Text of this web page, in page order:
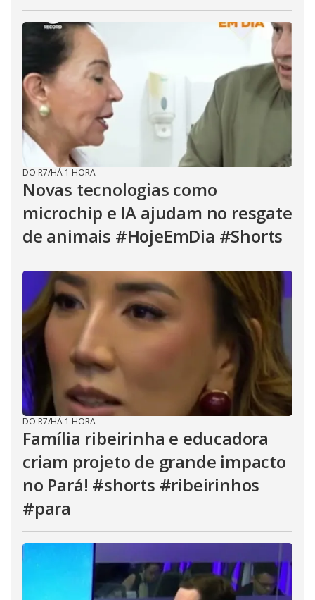
DO R7/HÁ 1 HORA
Novas tecnologias como
microchip e IA ajudam no resgate
de animais #HojeEmDia #Shorts
DO R7/HÁ 1 HORA
Família ribeirinha e educadora
criam projeto de grande impacto
no Pará! #shorts #ribeirinhos
#para